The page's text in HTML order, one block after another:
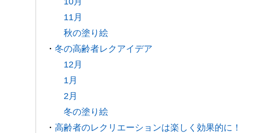
11月
秋の塗り絵
・ 冬の高齢者レクアイデア
12月
1月
2月
冬の塗り絵
・ 高齢者のレクリエーションは楽しく効果的に！